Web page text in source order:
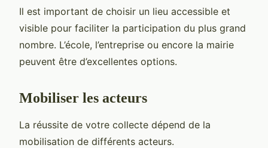
Il est important de choisir un lieu accessible et
visible pour faciliter la participation du plus grand
nombre. L’école, l’entreprise ou encore la mairie
peuvent être d’excellentes options.
Mobiliser les acteurs
La réussite de votre collecte dépend de la
mobilisation de différents acteurs.